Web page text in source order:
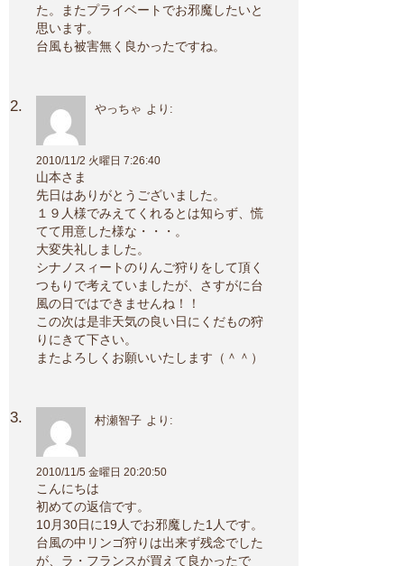
た。またプライベートでお邪魔したいと
思います。
台風も被害無く良かったですね。
やっちゃ より:
2010/11/2 火曜日 7:26:40
山本さま
先日はありがとうございました。
１９人様でみえてくれるとは知らず、慌
てて用意した様な・・・。
大変失礼しました。
シナノスィートのりんご狩りをして頂く
つもりで考えていましたが、さすがに台
風の日ではできませんね！！
この次は是非天気の良い日にくだもの狩
りにきて下さい。
またよろしくお願いいたします（＾＾）
村瀬智子 より:
2010/11/5 金曜日 20:20:50
こんにちは
初めての返信です。
10月30日に19人でお邪魔した1人です。
台風の中リンゴ狩りは出来ず残念でした
が、ラ・フランスが買えて良かったで